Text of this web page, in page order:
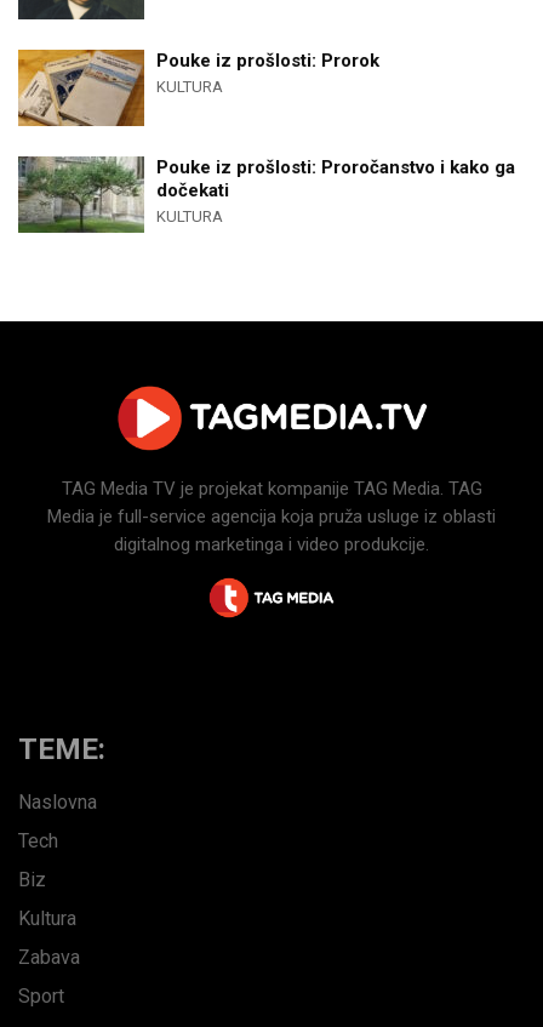
Pouke iz prošlosti: Prorok
KULTURA
Pouke iz prošlosti: Proročanstvo i kako ga
dočekati
KULTURA
TAG Media TV je projekat kompanije TAG Media. TAG
Media je full-service agencija koja pruža usluge iz oblasti
digitalnog marketinga i video produkcije.
TEME:
Naslovna
Tech
Biz
Kultura
Zabava
Sport